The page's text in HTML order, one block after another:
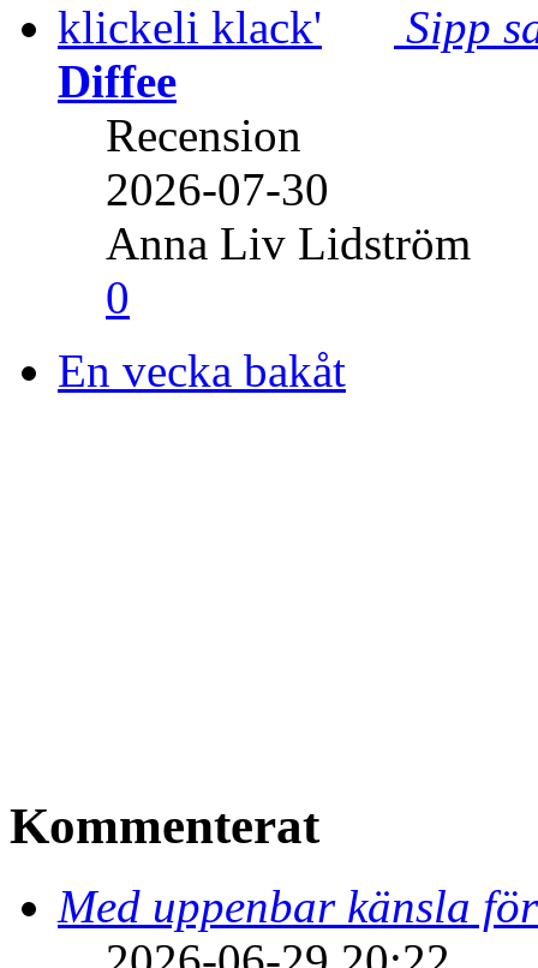
Sipp
Diffee
Recension
2026-07-30
Anna Liv Lidström
0
En vecka bakåt
Kommenterat
Med uppenbar känsla